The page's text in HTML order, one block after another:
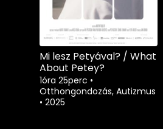
Mi lesz Petyával? / What
About Petey?
1óra 25perc •
Otthongondozás, Autizmus
• 2025